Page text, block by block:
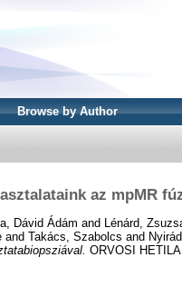
Browse by Author
az mpMR
Dávid Ádám and Lénárd,
and Takács, Szabolcs and
ORVOSI